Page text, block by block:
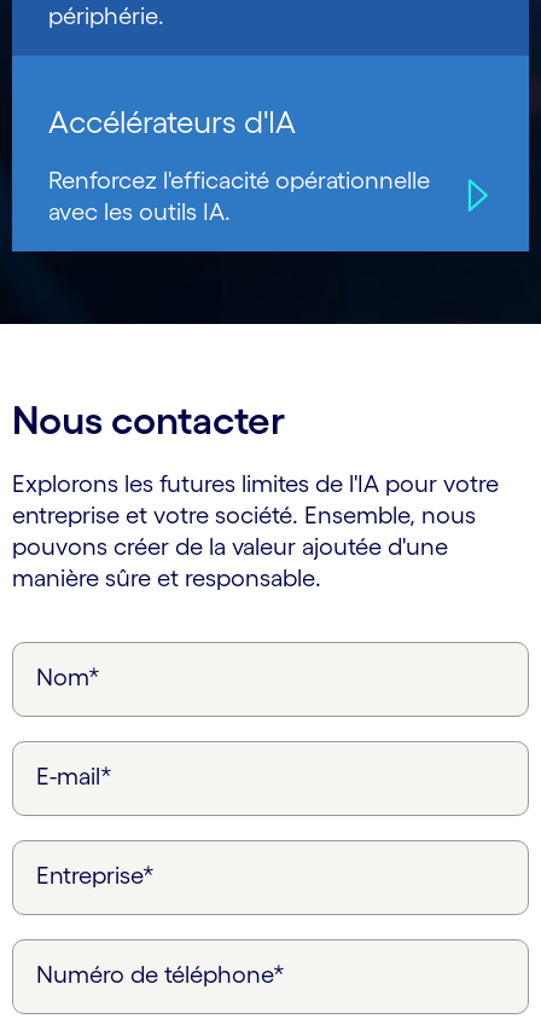
périphérie.
Accélérateurs d'IA
Renforcez l'efficacité opérationnelle
avec les outils IA.
Nous contacter
Explorons les futures limites de l'IA pour votre
entreprise et votre société. Ensemble, nous
pouvons créer de la valeur ajoutée d'une
manière sûre et responsable.
Nom*
E-mail*
Entreprise*
Numéro de téléphone*